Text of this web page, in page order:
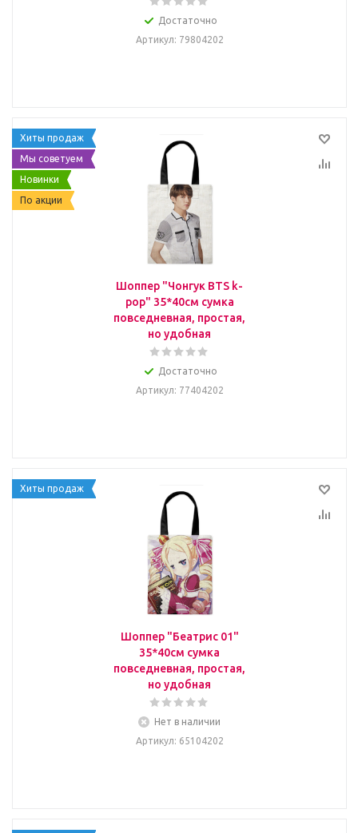
Достаточно
Артикул: 79804202
Хиты продаж
Мы советуем
Новинки
По акции
Шоппер "Чонгук BTS k-
pop" 35*40см сумка
повседневная, простая,
но удобная
Достаточно
Артикул: 77404202
Хиты продаж
Шоппер "Беатрис 01"
35*40см сумка
повседневная, простая,
но удобная
Нет в наличии
Артикул: 65104202